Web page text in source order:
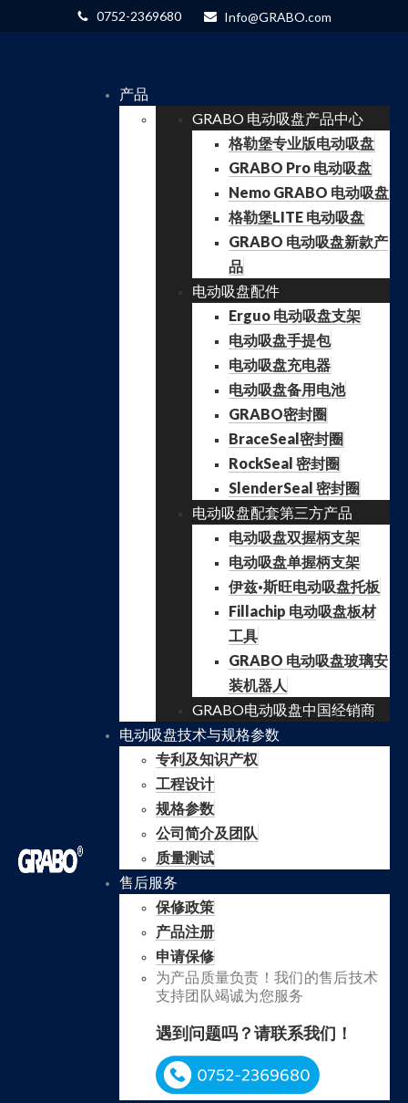
0752-2369680 Info@GRABO.com
产品
GRABO 电动吸盘产品中心
格勒堡专业版电动吸盘
GRABO Pro 电动吸盘
Nemo GRABO 电动吸盘
格勒堡LITE 电动吸盘
GRABO 电动吸盘新款产
品
电动吸盘配件
Erguo 电动吸盘支架
电动吸盘手提包
电动吸盘充电器
电动吸盘备用电池
GRABO密封圈
BraceSeal密封圈
RockSeal 密封圈
SlenderSeal 密封圈
电动吸盘配套第三方产品
电动吸盘双握柄支架
电动吸盘单握柄支架
伊兹·斯旺电动吸盘托板
Fillachip 电动吸盘板材
工具
GRABO 电动吸盘玻璃安
装机器人
GRABO电动吸盘中国经销商
电动吸盘技术与规格参数
专利及知识产权
工程设计
规格参数
公司简介及团队
质量测试
售后服务
保修政策
产品注册
申请保修
为产品质量负责！我们的售后技术
支持团队竭诚为您服务
遇到问题吗？请联系我们！